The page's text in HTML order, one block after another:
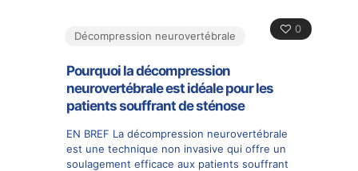
0
Décompression neurovertébrale
Pourquoi la décompression
neurovertébrale est idéale pour les
patients souffrant de sténose
EN BREF La décompression neurovertébrale
est une technique non invasive qui offre un
soulagement efficace aux patients souffrant